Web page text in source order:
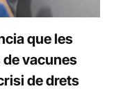
que les
vacunes
de drets